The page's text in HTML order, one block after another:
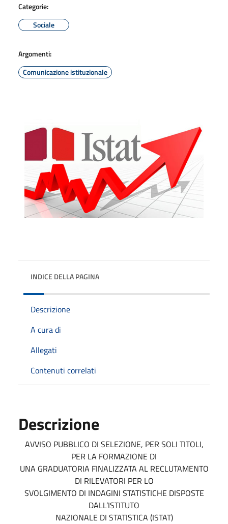
Categorie:
Sociale
Argomenti:
Comunicazione istituzionale
INDICE DELLA PAGINA
Descrizione
A cura di
Allegati
Contenuti correlati
Descrizione
AVVISO PUBBLICO DI SELEZIONE, PER SOLI TITOLI,
PER LA FORMAZIONE DI
UNA GRADUATORIA FINALIZZATA AL RECLUTAMENTO
DI RILEVATORI PER LO
SVOLGIMENTO DI INDAGINI STATISTICHE DISPOSTE
DALL’ISTITUTO
NAZIONALE DI STATISTICA (ISTAT)